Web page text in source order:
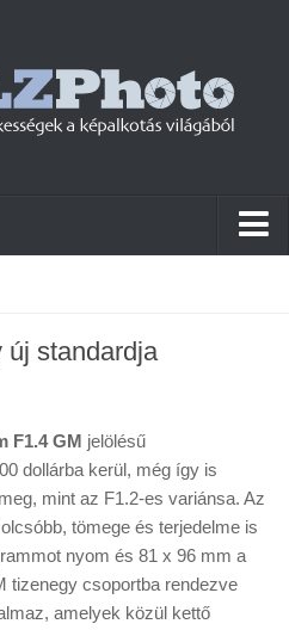
új standardja
F1.4 GM jelölésű
dollárba kerül, még így is
mint az F1.2-es variánsa. Az
tömege és terjedelme is
nyom és 81 x 96 mm a
tizenegy csoportba rendezve
amelyek közül kettő